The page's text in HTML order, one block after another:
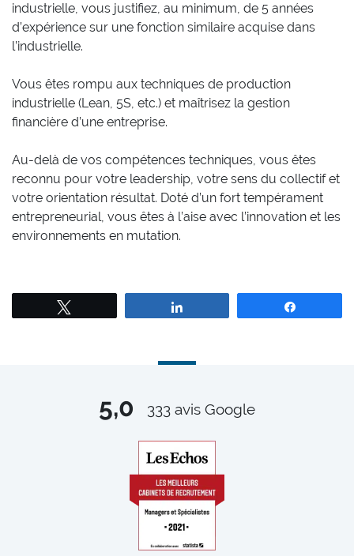
industrielle, vous justifiez, au minimum, de 5 années
d’expérience sur une fonction similaire acquise dans
l’industrielle.
Vous êtes rompu aux techniques de production
industrielle (Lean, 5S, etc.) et maîtrisez la gestion
financière d’une entreprise.
Au-delà de vos compétences techniques, vous êtes
reconnu pour votre leadership, votre sens du collectif et
votre orientation résultat. Doté d’un fort tempérament
entrepreneurial, vous êtes à l’aise avec l’innovation et les
environnements en mutation.
5,0 333 avis Google